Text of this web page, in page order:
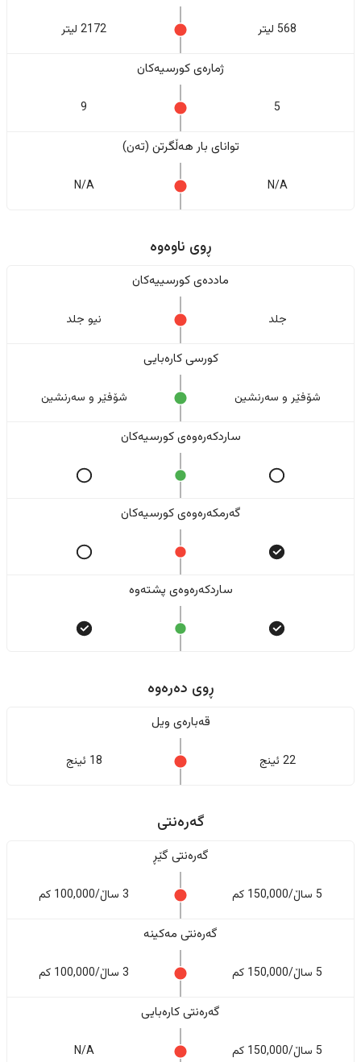
568 لیتر 2172 لیتر
ژمارەی کورسیەکان
5
9
تواناى بار هەڵگرتن (تەن)
N/A
N/A
ڕوی ناوەوە
ماددەی کورسییەکان
جلد نیو جلد
کورسی کارەبایی
شۆفێر و سەرنشین شۆفێر و سەرنشین
ساردکەرەوەی کورسیەکان
گەرمکەرەوەی کورسیەکان
ساردکەرەوەی پشتەوە
ڕوی دەرەوە
قەبارەی ویل
22 ئینج 18 ئینج
گەرەنتی
گەرەنتی گێڕ
5 ساڵ/150,000 کم 3 ساڵ/100,000 کم
گەرەنتی مەکینە
5 ساڵ/150,000 کم 3 ساڵ/100,000 کم
گەرەنتی کارەبایی
5 ساڵ/150,000 کم N/A